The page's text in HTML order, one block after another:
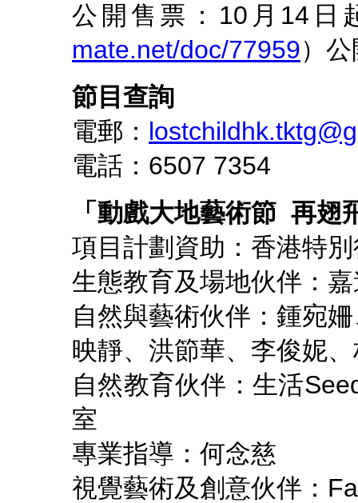
公開售票：10月14日
mate.net/doc/77959）
節目查詢
電郵：
電話：6507 7354
「動戲大地藝術節 再翅
項目計劃資助：香港特
生態教育及場地伙伴：
自然與藝術伙伴：鍾宛
映靜、洪節華、李俊妮
自然教育伙伴：生活
室
專業指導：何念慈
視覺藝術及創意伙伴：